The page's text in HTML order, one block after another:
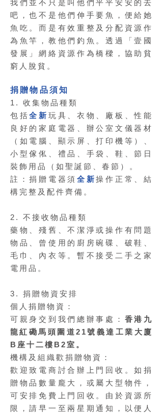
我們並不只是叫他們平平安安的去
吧，也不是他們伸手要魚，便給她
魚吃。而是有效重整及分配資源作
為魚竿，教他們釣魚。透過「壹國
發展」網絡資源作為橋樑，協助貧
窮人脫貧。
捐贈物品須知
1. 收集物品種類
包括全新 玩具、衣物、廠板、性能
良好的家庭電器、辦公室文儀器材
（如電腦、顯示屏、打印機等）、
小型傢俬、禮品、手袋、鞋、節日
裝飾用品（如聖誕節、春節）。
註：捐贈電器須 全新操作正常、結
構完整及配件齊備。
2. 不接收物品種類
藥物、殘舊、不潔淨或操作有問題
物品、曾使用的廚房碗碟、破鞋、
毛巾、內衣等。暫不接受二手之家
電用品。
3. 捐贈物資安排
個人捐贈物資：
可親身交到我們總辦事處： 香港九
龍紅磡馬頭圍道21號義達工業大廈
B座十二樓B2室。
機構及組織歡捐贈物資 ：
歡迎致電商討合辦上門回收。如捐
贈物品數量龐大，或屬大型物件，
可安排免費上門回收。由於資源所
限，請早一至兩星期通知，以便人